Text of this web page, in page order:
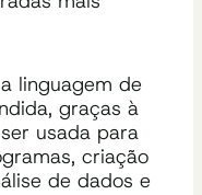
linguagem de
graças à
usada para
criação
de dados e